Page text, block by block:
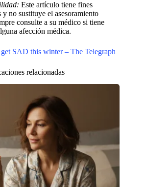
Este artículo tiene fines
no sustituye el asesoramiento
consulte a su médico si tiene
afección médica.
SAD this winter – The Telegraph
relacionadas